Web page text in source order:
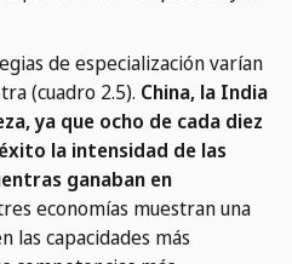
de especialización varían
(cuadro 2.5). China, la India
ya que ocho de cada diez
la intensidad de las
ganaban en
economías muestran una
las capacidades más